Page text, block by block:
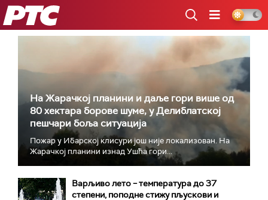
РТС
На Жарачкој планини и даље гори више од
80 хектара борове шуме, у Делиблатској
пешчари боља ситуација
Пожар у Ибарској клисури још није локализован. На
Жарачкој планини изнад Ушћа гори...
Варљиво лето – температура до 37
степени, поподне стижу пљускови и